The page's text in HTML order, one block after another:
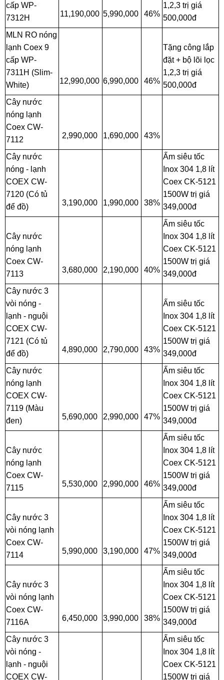
cấp WP-
7312H
11,190,000 5,990,000 46%
1,2,3 trị giá
500,000đ
MLN RO nóng
lạnh Coex 9
cấp WP-
7311H (Slim-
White)
12,990,000 6,990,000 46%
Tặng công lắp
đặt + bộ lõi lọc
1,2,3 trị giá
500,000đ
Cây nước
nóng lạnh
Coex CW-
7112
2,990,000 1,690,000 43%
Cây nước
nóng - lạnh
COEX CW-
7120 (Có tủ
để đồ)
3,190,000 1,990,000 38%
Ấm siêu tốc
Inox 304 1,8 lít
Coex CK-5121
1500W trị giá
349,000đ
Cây nước
nóng lạnh
Coex CW-
7113
3,680,000 2,190,000 40%
Ấm siêu tốc
Inox 304 1,8 lít
Coex CK-5121
1500W trị giá
349,000đ
Cây nước 3
vòi nóng -
lạnh - nguội
COEX CW-
7121 (Có tủ
để đồ)
4,890,000 2,790,000 43%
Ấm siêu tốc
Inox 304 1,8 lít
Coex CK-5121
1500W trị giá
349,000đ
Cây nước
nóng lạnh
COEX CW-
7119 (Màu
đen)
5,690,000 2,990,000 47%
Ấm siêu tốc
Inox 304 1,8 lít
Coex CK-5121
1500W trị giá
349,000đ
Cây nước
nóng lạnh
Coex CW-
7115
5,530,000 2,990,000 46%
Ấm siêu tốc
Inox 304 1,8 lít
Coex CK-5121
1500W trị giá
349,000đ
Cây nước 3
vòi nóng lạnh
Coex CW-
7114
5,990,000 3,190,000 47%
Ấm siêu tốc
Inox 304 1,8 lít
Coex CK-5121
1500W trị giá
349,000đ
Cây nước 3
vòi nóng lạnh
Coex CW-
7116A
6,450,000 3,990,000 38%
Ấm siêu tốc
Inox 304 1,8 lít
Coex CK-5121
1500W trị giá
349,000đ
Cây nước 3
vòi nóng -
lạnh - nguội
COEX CW-
Ấm siêu tốc
Inox 304 1,8 lít
Coex CK-5121
1500W trị giá